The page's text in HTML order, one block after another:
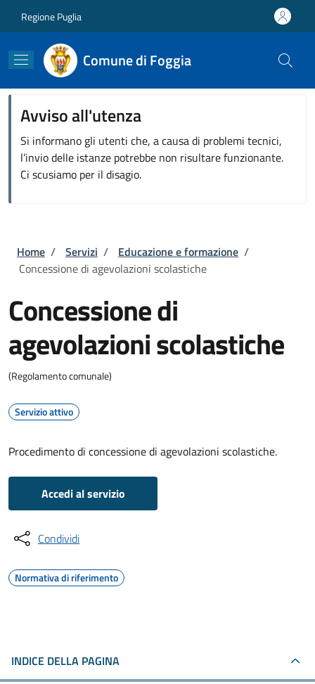
Regione Puglia
Comune di Foggia
Avviso all'utenza
Si informano gli utenti che, a causa di problemi tecnici,
l’invio delle istanze potrebbe non risultare funzionante.
Ci scusiamo per il disagio.
Briciole di pane
Home / Servizi / Educazione e formazione /
Concessione di agevolazioni scolastiche
Concessione di
agevolazioni scolastiche
(Regolamento comunale)
Servizio attivo
Procedimento di concessione di agevolazioni scolastiche.
Accedi al servizio
Condividi
Normativa di riferimento
INDICE DELLA PAGINA